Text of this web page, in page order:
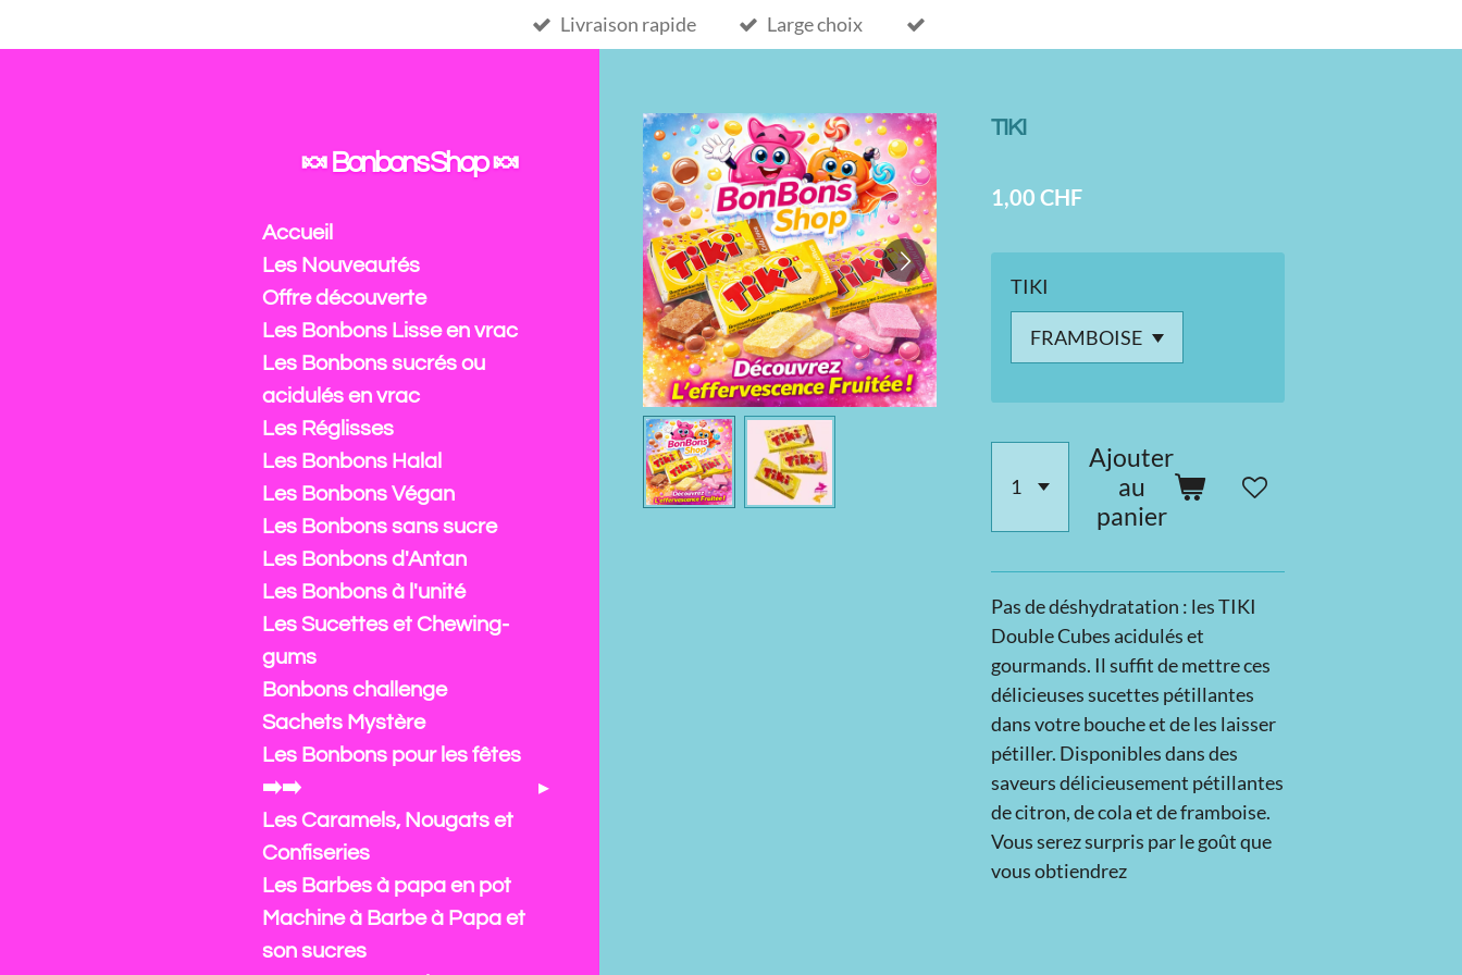
au
Livraison rapide Large choix
TIKI
1,00 CHF
TIKI
Ajouter
au
panier
Pas de déshydratation : les TIKI
Double Cubes acidulés et
gourmands. Il suffit de mettre ces
délicieuses sucettes pétillantes
dans votre bouche et de les laisser
pétiller. Disponibles dans des
saveurs délicieusement pétillantes
de citron, de cola et de framboise.
Vous serez surpris par le goût que
vous obtiendrez
🍬 Bonbons Shop 🍬
Accueil
Les Nouveautés
Offre découverte
Les Bonbons Lisse en vrac
Les Bonbons sucrés ou
acidulés en vrac
Les Réglisses
Les Bonbons Halal
Les Bonbons Végan
Les Bonbons sans sucre
Les Bonbons d'Antan
Les Bonbons à l'unité
Les Sucettes et Chewing-
gums
Bonbons challenge
Sachets Mystère
Les Bonbons pour les fêtes
➡️➡️
Les Caramels, Nougats et
Confiseries
Les Barbes à papa en pot
Machine à Barbe à Papa et
son sucres